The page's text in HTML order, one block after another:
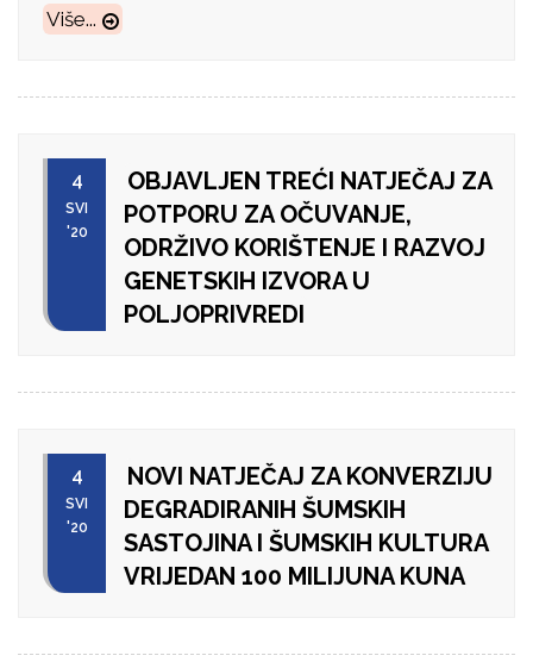
Više...
4
SVI
'20
OBJAVLJEN TREĆI NATJEČAJ ZA
POTPORU ZA OČUVANJE,
ODRŽIVO KORIŠTENJE I RAZVOJ
GENETSKIH IZVORA U
POLJOPRIVREDI
4
SVI
'20
NOVI NATJEČAJ ZA KONVERZIJU
DEGRADIRANIH ŠUMSKIH
SASTOJINA I ŠUMSKIH KULTURA
VRIJEDAN 100 MILIJUNA KUNA